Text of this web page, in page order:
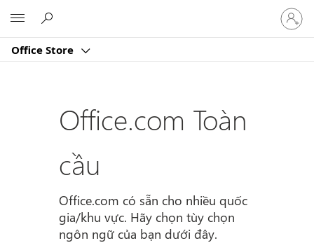
Office Store
Đăng
nhập
tài
của
Office.com Toàn
cầu
Office.com có sẵn cho nhiều quốc
gia/khu vực. Hãy chọn tùy chọn
ngôn ngữ của bạn dưới đây.